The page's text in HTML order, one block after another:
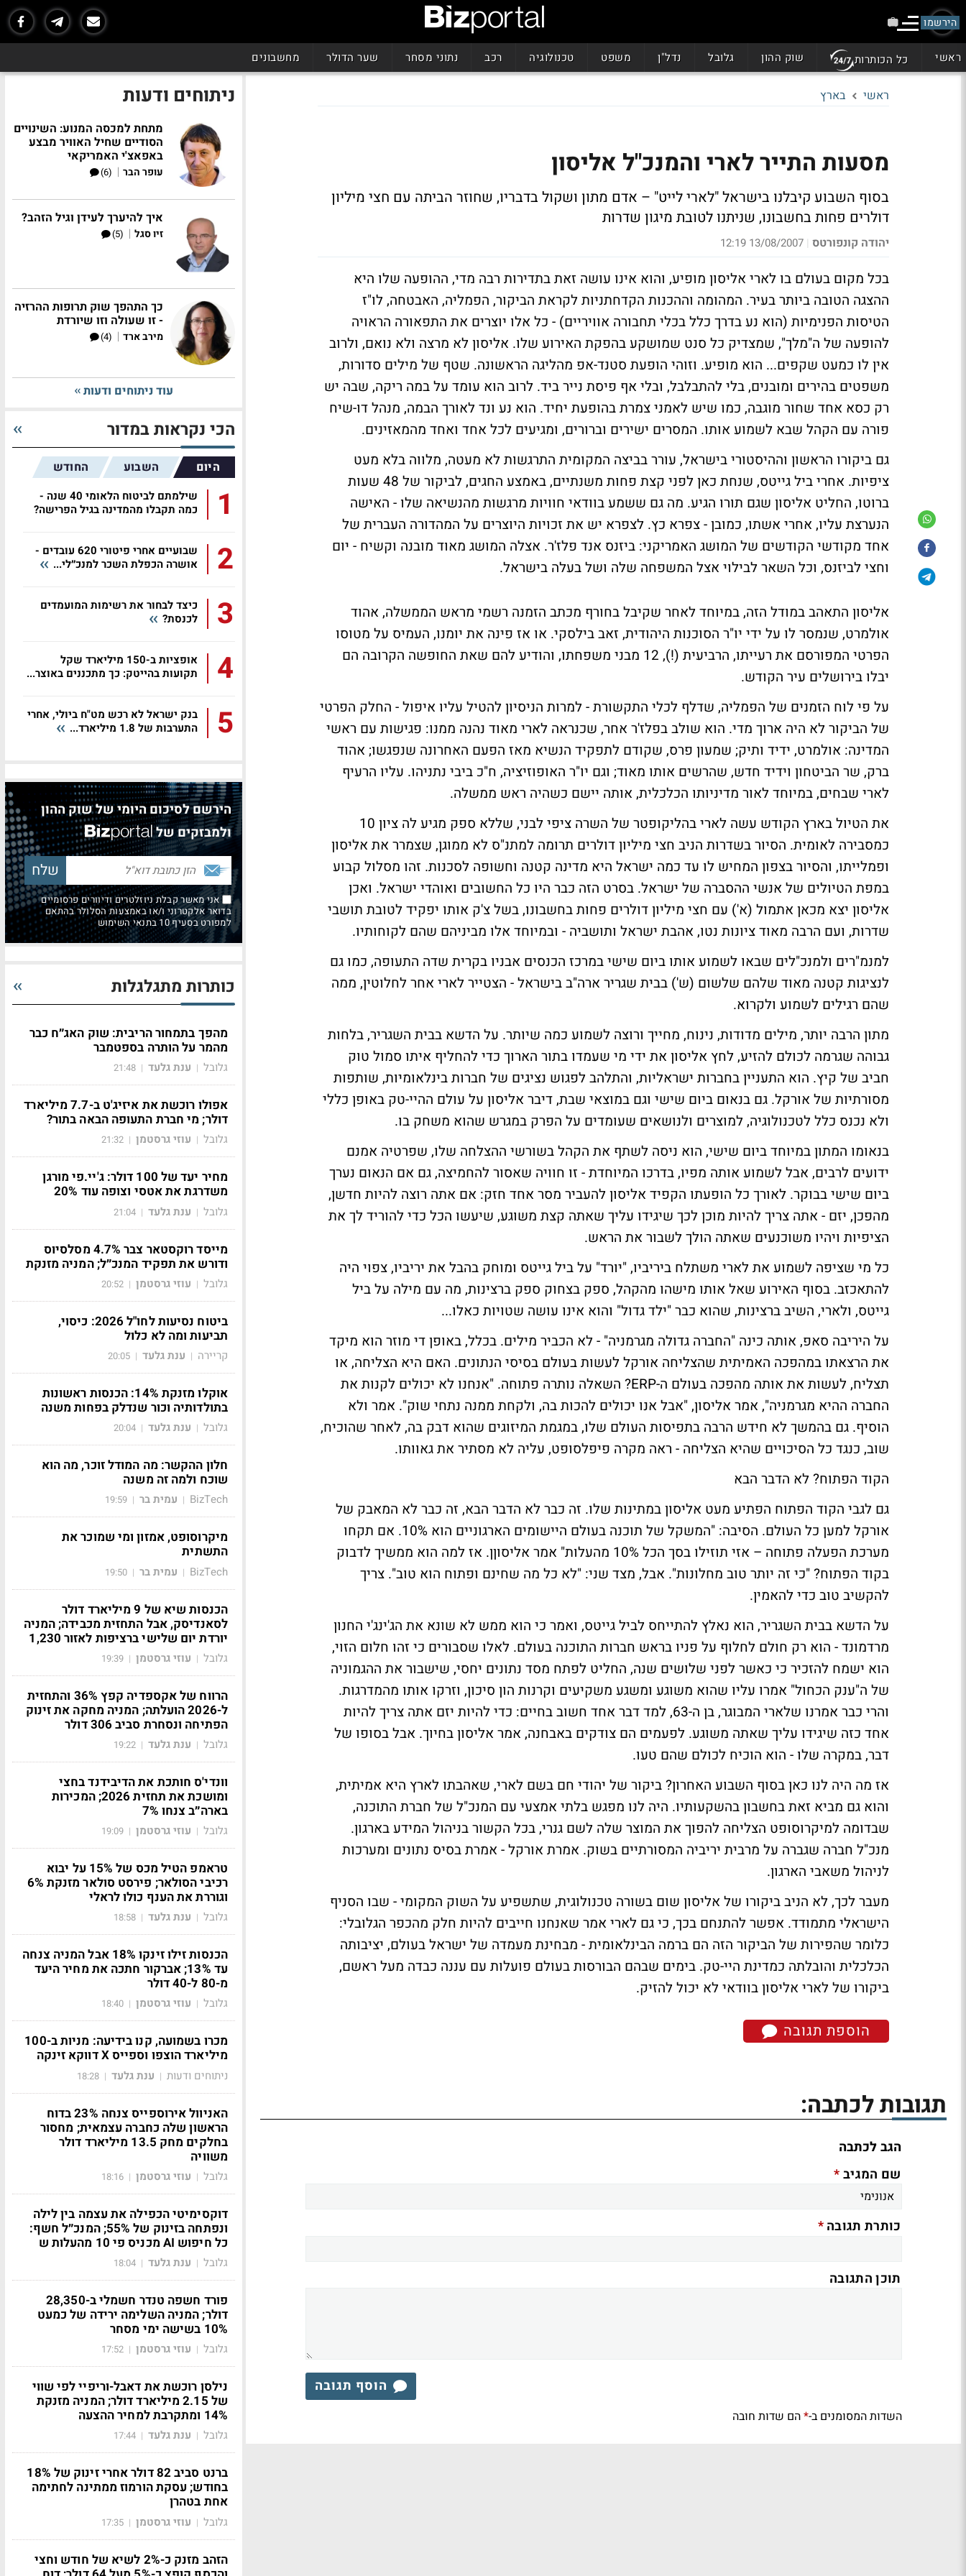
הירשמו
ראשי כל הכותרות שוק ההון גלובל נדל"ן משפט טכנולוגיה רכב נתוני מסחר שער הדולר מחשבונים
ראשי בארץ
מסעות התייר לארי והמנכ"ל אליסון
בסוף השבוע קיבלנו בישראל "לארי לייט" – אדם מתון ושקול בדבריו, שחוזר הביתה עם חצי מיליון
דולרים פחות בחשבונו, שניתנו לטובת מיגון שדרות
יהודה קונפורטס |
13/08/2007 12:19
בכל מקום בעולם בו לארי אליסון מופיע, והוא אינו עושה זאת בתדירות רבה מדי, ההופעה שלו היא
ההצגה הטובה ביותר בעיר. המהומה וההכנות הקדחתניות לקראת הביקור, הפמליה, האבטחה, לו"ז
הטיסות הפנימיות (הוא נע בדרך כלל בכלי תחבורה אוויריים) - כל אלו יוצרים את התפאורה הראויה
להופעה של ה"מלך", שמצדיק כל סנט שמושקע בהפקת האירוע שלו. אליסון לא מרצה ולא נואם, ולרוב
אין לו כמעט שקפים... הוא מופיע. וזוהי הופעת סטנד-אפ מהליגה הראשונה. שטף של מילים סדורות,
משפטים בהירים ומובנים, בלי להתבלבל, ובלי אף פיסת נייר ביד. לרוב הוא עומד על במה ריקה, שבה יש
רק כסא אחד שחור מוגבה, כמו שיש לאמני צמרת בהופעת יחיד. הוא נע ונד לאורך הבמה, מנהל דו-שיח
פורה עם הקהל שבא לשמוע אותו. המסרים ישירים וברורים, ומגיעים לכל אחד ואחד מהמאזינים.
גם ביקורו הראשון וההיסטורי בישראל, עורר בביצה המקומית התרגשות לא מעטה, מלווה בלא מעט
ציפיות. אחרי ביל גייטס, שנחת כאן לפני קצת פחות משנתיים, באמצע החגים, לביקור של 48 שעות
ברוטו, החליט אליסון שגם תורו הגיע. מה גם ששמע בוודאי חוויות מרגשות מהנשיאה שלו - האישה
הנערצת עליו, אחרי אשתו, כמובן - צפרא כץ. לצפרא יש את זכויות היוצרים על המהדורה העברית של
אחד מקודשי הקודשים של המושג האמריקני: ביזנס אנד פלז'ר. אצלה המושג מאוד מובנה וקשיח - יום
וחצי לביזנס, וכל השאר לבילוי אצל המשפחה שלה ושל בעלה בישראל.
אליסון התאהב במודל הזה, במיוחד לאחר שקיבל בחורף מכתב הזמנה רשמי מראש הממשלה, אהוד
אולמרט, שנמסר לו על ידי יו"ר הסוכנות היהודית, זאב בילסקי. או אז פינה את יומנו, העמיס על מטוסו
הפרטי המפורסם את רעייתו, הרביעית (!), 12 מבני משפחתו, והודיע להם שאת החופשה הקרובה הם
יבלו בירושלים עיר הקודש.
על פי לוח הזמנים של הפמליה, שדלף לכלי התקשורת - למרות הניסיון להטיל עליו איפול - החלק הפרטי
של הביקור לא היה ארוך מדי. הוא שולב בפלז'ר אחר, שכנראה לארי מאוד נהנה ממנו: פגישות עם ראשי
המדינה: אולמרט, ידיד ותיק; שמעון פרס, שקודם לתפקיד הנשיא מאז הפעם האחרונה שנפגשו; אהוד
ברק, שר הביטחון וידיד חדש, שהרשים אותו מאוד; וגם יו"ר האופוזיציה, ח"כ ביבי נתניהו. עליו הרעיף
לארי שבחים, במיוחד לאור מדיניותו הכלכלית, אותה יישם כשהיה ראש ממשלה.
את הטיול בארץ הקודש עשה לארי בהליקופטר של השרה ציפי לבני, שללא ספק מגיע לה ציון 10
כמסבירה לאומית. הסיור בשדרות הניב חצי מיליון דולרים תרומה למתנ"ס לא ממוגן, שצמרר את אליסון
ופמלייתו, והסיור בצפון המחיש לו עד כמה ישראל היא מדינה קטנה וחשופה לסכנות. זהו מסלול קבוע
במפת הטיולים של אנשי ההסברה של ישראל. בסרט הזה כבר היו כל החשובים ואוהדי ישראל. ואכן
אליסון יצא מכאן אתמול (א') עם חצי מיליון דולרים פחות בחשבונו, בשל צ'ק אותו יפקיד לטובת תושבי
שדרות, ועם הרבה מאוד ציונות נטו, אהבת ישראל ותושביה - ובמיוחד אלו מביניהם שהם לקוחותיו.
למנמ"רים ולמנכ"לים שבאו לשמוע אותו ביום שישי במרכז הכנסים אבניו בקרית שדה התעופה, כמו גם
לנציגות קטנה מאוד שלהם שלשום (ש') בבית שגריר ארה"ב בישראל - הצטייר לארי אחר לחלוטין, ממה
שהם רגילים לשמוע ולקרוא.
מתון הרבה יותר, מילים מדודות, נינוח, מחייך ורוצה לשמוע כמה שיותר. על הדשא בבית השגריר, בלחות
גבוהה שגרמה לכולם להזיע, לחץ אליסון את ידי מי שעמדו בתור הארוך כדי להחליף איתו סמול טוק
חביב של קיץ. הוא התעניין בחברות ישראליות, והתלהב לפגוש נציגים של חברות בינלאומיות, שותפות
מסורתיות של אורקל. גם בנאום ביום שישי וגם במוצאי שבת, דיבר אליסון על עולם ההיי-טק באופן כללי
ולא נכנס כלל לטכנולוגיה, למוצרים ולנושאים שעומדים על הפרק במגרש שהוא משחק בו.
בנאומו המתון במיוחד ביום שישי, הוא ניסה לשתף את הקהל בשורשי ההצלחה שלו, שפרטיה אמנם
ידועים לרבים, אבל לשמוע אותה מפיו, בדרכו המיוחדת - זו חוויה שאסור להחמיצה, גם אם הנאום נערך
ביום שישי בבוקר. לאורך כל הופעתו הקפיד אליסון להעביר מסר אחד חזק: אם אתה רוצה להיות חדשן,
מהפכן, יזם - אתה צריך להיות מוכן לכך שיגידו עליך שאתה קצת משוגע, שיעשו הכל כדי להוריד לך את
הציפיות ויהיו משוכנעים שאתה הולך לשבור את הראש.
כל מי שציפה לשמוע את לארי משתלח ביריביו, "יורד" על ביל גייטס ומוחק בהבל את יריביו, צפוי היה
להתאכזב. בסוף האירוע שאל אותו מישהו מהקהל, ספק בצחוק ספק ברצינות, מה עם מילה על ביל
גייטס, ולארי, השיב ברצינות, שהוא כבר "ילד גדול" והוא אינו עושה שטויות כאלו...
על היריבה סאפ, אותה כינה "החברה גדולה מגרמניה" - לא הכביר מילים. בכלל, באופן די מוזר הוא מיקד
את הרצאתו במהפכה האמיתית שהצליחה אורקל לעשות בעולם בסיסי הנתונים. האם היא הצליחה, או
תצליח, לעשות את אותה מהפכה בעולם ה-ERP? השאלה נותרה פתוחה. "אנחנו לא יכולים לקנות את
החברה ההיא מגרמניה", אמר אליסון, "אבל אנו יכולים להכות בה, ולקחת ממנה נתחי שוק". אמר ולא
הוסיף. גם בהמשך לא חידש הרבה בתפיסות העולם שלו, במגמת המיזוגים שהוא דבק בה, לאחר שהוכיח,
שוב, כנגד כל הסיכויים שהיא הצליחה - ראה מקרה פיפלסופט, עליה לא מסתיר את גאוותו.
הקוד הפתוח? לא הדבר הבא
גם לגבי הקוד הפתוח הפתיע מעט אליסון במתינות שלו. זה כבר לא הדבר הבא, זה כבר לא המאבק של
אורקל למען כל העולם. הסיבה: "המשקל של תוכנה בעולם היישומים הארגוניים הוא 10%. אם תקחו
מערכת הפעלה פתוחה – אזי תוזילו בסך הכל 10% מהעלות" אמר אליסוןן. אז למה הוא ממשיך לדבוק
בקוד הפתוח? "כי זה יותר טוב מחלונות". אבל, מצד שני: "לא כל מה שחינם ופתוח הוא טוב". צריך
להקשיב טוב כדי להאמין.
על הדשא בבית השגריר, הוא נאלץ להתייחס לביל גייטס, ואמר כי הוא ממש לא שונא את הג'ינג'י החנון
מרדמונד - הוא רק חולם לחלוף על פניו בראש חברות התוכנה בעולם. לאלו שסבורים כי זהו חלום הזוי,
הוא ישמח להזכיר כי כאשר לפני שלושים שנה, החליט לפתח מסד נתונים יחסי, שישבור את ההגמוניה
של ה"ענק הכחול" אמרו עליו שהוא משוגע ומשגע משקיעים וקרנות הון סיכון, וזרקו אותו מהמדרגות.
והרי כבר אמרנו שלארי המבוגר, בן ה-63, למד דבר אחד חשוב בחיים: כדי להיות יזם אתה צריך להיות
אחד כזה שיגידו עליך שאתה משוגע. לפעמים הם צודקים באבחנה, אמר אליסון בחיוך. אבל בסופו של
דבר, במקרה שלו - הוא הוכיח לכולם שהם טעו.
אז מה היה לנו כאן בסוף השבוע האחרון? ביקור של יהודי חם בשם לארי, שאהבתו לארץ היא אמיתית,
והוא גם מביא זאת בחשבון בהשקעותיו. היה לנו מפגש בלתי אמצעי עם המנכ"ל של חברת התוכנה,
שבדומה למיקרוסופט הצליחה להפוך את המוצר שלה לשם גנרי, בכל הקשור בניהול המידע בארגון.
מנכ"ל חברה שגברה על מרבית יריביה המסורתיים בשוק. אמרת אורקל - אמרת בסיס נתונים ומערכות
לניהול משאבי הארגון.
מעבר לכך, לא הניב ביקורו של אליסון שום בשורה טכנולוגית, שתשפיע על השוק המקומי - שבו הסניף
הישראלי מתמודד. אפשר להתנחם בכך, כי גם לארי אמר שאנחנו חייבים להיות חלק מהכפר הגלובלי:
כלומר שהפירות של הביקור הזה הם ברמה הבינלאומית - מבחינת מעמדה של ישראל בעולם, יציבותה
הכלכלית והובלתה כמדינת היי-טק. בימים שבהם הבורסות בעולם פועלות עם עננה כבדה מעל ראשם,
ביקורו של לארי אליסון בוודאי לא יכול להזיק.
הוספת תגובה
תגובות לכתבה:
הגב לכתבה
שם המגיב*
כותרת תגובה*
תוכן התגובה
הוסף תגובה
השדות המסומנים ב-*הם שדות חובה
ניתוחים ודעות
מתחת למכסה המנוע: השינויים
הסודיים שחיל האוויר מבצע
באפאצ'י האמריקאי
עופר הבר |
(6)
איך להיערך לעידן וגיל הזהב?
זיו סגל |
(5)
כך התהפך שוק תרופות ההרזיה
- זו שעולה וזו שיורדת
מירב ארד |
(4)
עוד ניתוחים ודעות
הכי נקראות במדור
היום השבוע החודש
1
שילמתם לביטוח הלאומי 40 שנה -
כמה תקבלו מהמדינה בגיל הפרישה?
2
שבועיים אחרי פיטורי 620 עובדים -
אושרה הכפלת השכר למנכ״לי...
3
כיצד לבחור את רשימות המועמדים
לכנסת?
4
אופציות ב-150 מיליארד שקל
תקועות בהייטק: כך מתכננים באוצר...
5
בנק ישראל לא רכש מט"ח ביולי, אחרי
התערבות של 1.8 מיליארד...
הירשם לסיכום היומי של שוק ההון
ולמבזקים של
אני מאשר קבלת ניוזלטרים ודיוורים פרסומיים
בדואר אלקטרוני ו/או באמצעות הסלולר בהתאם
למפורט בסעיף 10 בתנאי השימוש
כותרות מתגלגלות
מהפך בתמחור הריבית: שוק האג״ח כבר
מהמר על הותרה בספטמבר
גלובל | ענת גלעד |
21:48
אפולו רוכשת את איזיג'ט ב-7.7 מיליארד
דולר; מי חברת התעופה הבאה בתור?
גלובל | עוזי גרסטמן |
21:32
מחיר יעד של 100 דולר: ג'יי.פי מורגן
משדרגת את אטסי וצופה עוד 20%
גלובל | ענת גלעד |
21:04
מייסד רוקסטאר צבר 4.7% מסלסיוס
ודורש את תפקיד המנכ״ל; המניה מזנקת
גלובל | עוזי גרסטמן |
20:52
ביטוח נסיעות לחו"ל 2026: כיסוי,
תביעות ומה לא כלול
קריירה | ענת גלעד |
20:05
אוקלו מזנקת 14%: הכנסות ראשונות
בתולדותיה וכור שנדלק בפחות משנה
גלובל | ענת גלעד |
20:04
חלון ההקשר: מה המודל זוכר, מה הוא
שוכח ולמה זה משנה
BizTech
| עמית בר |
19:59
מיקרוסופט, אמזון ומי שמוכר את
התשתית
BizTech
| עמית בר |
19:50
הכנסות שיא של 9 מיליארד דולר
לסאנדיסק, אבל התחזית מכבידה; המניה
יורדת יום שלישי ברציפות לאזור 1,230
גלובל | עוזי גרסטמן |
19:39
הרווח של אקספדיה קפץ 36% והתחזית
ל-2026 הועלתה; המניה מחקה את זינוק
הפתיחה ונסחרת סביב 306 דולר
גלובל | ענת גלעד |
19:22
וונדי'ס חותכת את הדיבידנד בחצי
ומושכת את תחזית 2026; המכירות
בארה״ב צנחו 7%
גלובל | עוזי גרסטמן |
19:09
טראמפ הטיל מכס של 15% על יבוא
רכיבי הסולאר; פירסט סולאר מזנקת 6%
וגוררת את הענף כולו לראלי
גלובל | ענת גלעד |
18:58
הכנסות זילו זינקו 18% אבל המניה צנחה
עד 13%; אברקור חתכה את מחיר היעד
מ-80 ל-40 דולר
גלובל | עוזי גרסטמן |
18:40
מכרו בשמועה, קנו בידיעה: מניות ב-100
מיליארד הוצפו וספייס X דווקא זינקה
ניתוחים ודעות | ענת גלעד |
18:28
האניוול אירוספייס צנחה 23% בדוח
הראשון שלה כחברה עצמאית; מחסור
בחלקים מחק 13.5 מיליארד דולר
משוויה
גלובל | עוזי גרסטמן |
18:16
דוקסימיטי הכפילה את עצמה בין לילה
ונפתחה בזינוק של 55%; המנכ״ל חשף:
כל חיפוש AI מכניס פי 10 מהעלות ש
גלובל | ענת גלעד |
18:04
פורד חשפה טנדר חשמלי ב-28,350
דולר; המניה השלימה ירידה של כמעט
10% בשישה ימי מסחר
גלובל | עוזי גרסטמן |
17:52
נילסן רוכשת את דאבל-וריפיי לפי שווי
של 2.15 מיליארד דולר; המניה מזנקת
14% ומתקרבת למחיר ההצעה
גלובל | ענת גלעד |
17:44
ברנט סביב 82 דולר אחרי זינוק של 18%
בחודש; עסקת הורמוז ממתינה לחתימה
אחת בטהרן
גלובל | עוזי גרסטמן |
17:35
הזהב מזנק כ-2% לשיא של חודש וחצי